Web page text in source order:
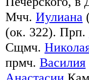
Мчч. Иулиана
(ок. 322). Прп.
Сщмч.
прмч. Василия